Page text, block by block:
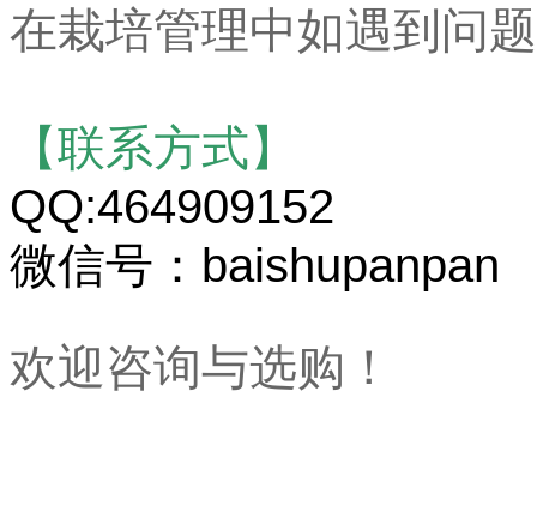
在栽培管理中如遇到问
【联系方式】
QQ:464909152
微信号：baishupanpan
欢迎咨询与选购！